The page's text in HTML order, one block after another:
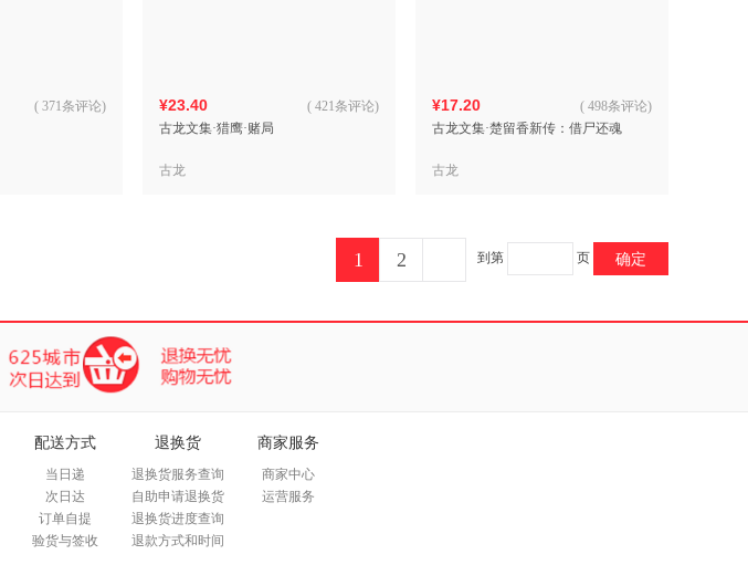
( 371条评论) ¥23.40
古龙文集·猎鹰·赌局
( 421条评论)
古龙
¥17.20
古龙文集·楚留香新传：借尸还魂
( 498条评论)
古龙
到第 页 确定
1 2
配送方式
当日递
次日达
订单自提
验货与签收
退换货
退换货服务查询
自助申请退换货
退换货进度查询
退款方式和时间
商家服务
商家中心
运营服务